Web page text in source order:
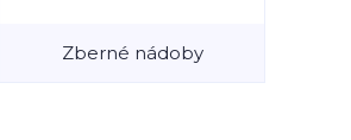
Zberné nádoby